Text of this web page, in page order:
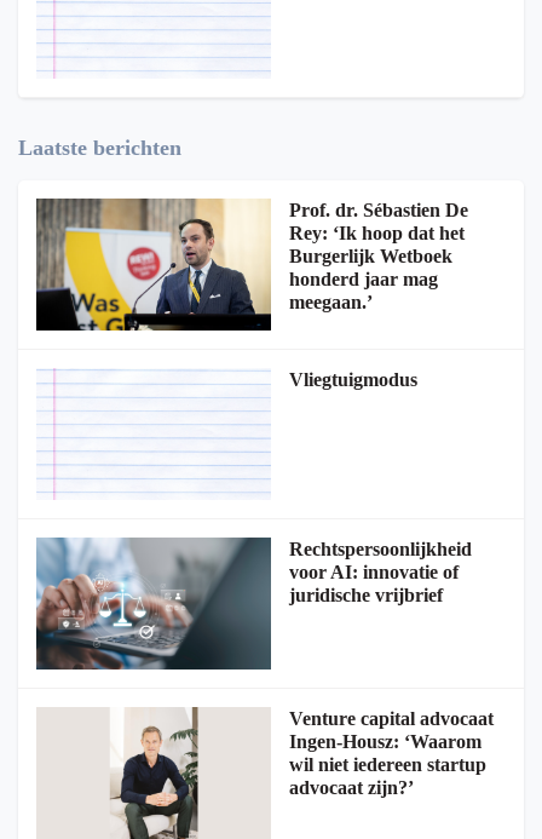
Laatste berichten
Prof. dr. Sébastien De
Rey: ‘Ik hoop dat het
Burgerlijk Wetboek
honderd jaar mag
meegaan.’
Vliegtuigmodus
Rechtspersoonlijkheid
voor AI: innovatie of
juridische vrijbrief
Venture capital advocaat
Ingen-Housz: ‘Waarom
wil niet iedereen startup
advocaat zijn?’